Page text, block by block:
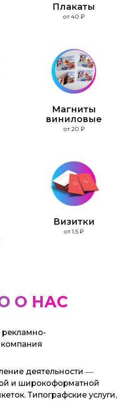
Плакаты
от 40 ₽
Магниты
виниловые
от 20 ₽
Визитки
от 1.5 ₽
О НАС
деятельности ―
и широкоформатной
Типографские услуги,